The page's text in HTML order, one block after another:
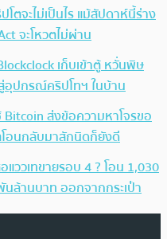
ตจะไม่เป็นไร แม้สัปดาห์นี้ร่าง
จะโหวตไม่ผ่าน
เก็บเข้าตู้ หวั่นพิษ
อุปกรณ์คริปโทฯ ในบ้าน
Bitcoin ส่งข้อความหาโจรขอ
อนกลับมาสักนิดก็ยังดี
ววเทขายรอบ 4 ? โอน 1,030
นล้านบาท ออกจากกระเป๋า